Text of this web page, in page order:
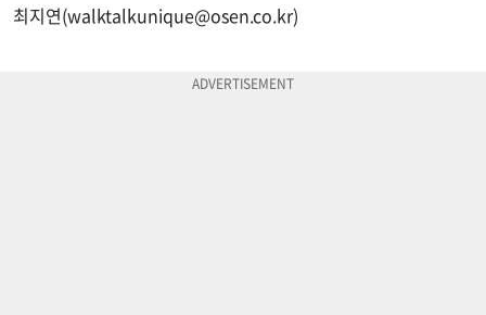
최지연(walktalkunique@osen.co.kr)